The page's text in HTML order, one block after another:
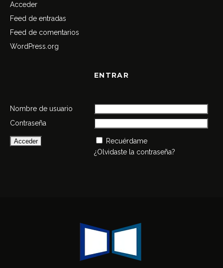
Acceder
Feed de entradas
Feed de comentarios
WordPress.org
ENTRAR
Nombre de usuario
Contraseña
Recuérdame
¿Olvidaste la contraseña?